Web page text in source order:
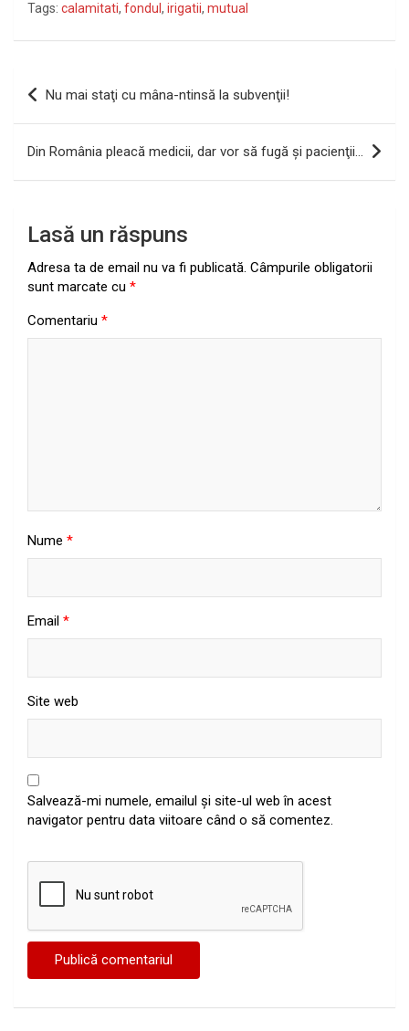
Tags: calamitati, fondul , irigatii, mutual
Navigare
articole
Nu mai staţi cu mâna-ntinsă la subvenţii!
Din România pleacă medicii, dar vor să fugă şi pacienţii…
Lasă un răspuns
Adresa ta de email nu va fi publicată. Câmpurile obligatorii
sunt marcate cu *
Comentariu *
Nume *
Email *
Site web
Salvează-mi numele, emailul și site-ul web în acest
navigator pentru data viitoare când o să comentez.